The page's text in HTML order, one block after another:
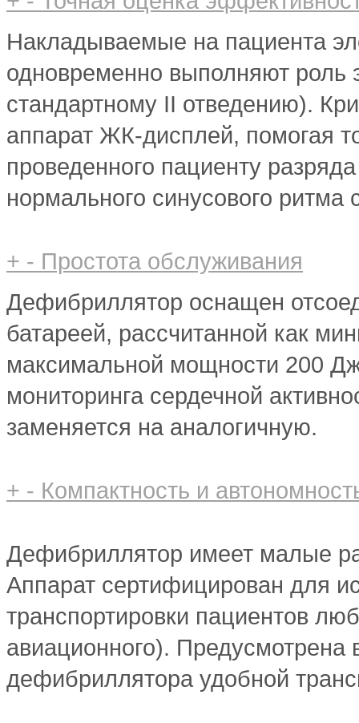
Накладываемые на пациента
одновременно выполняют роль
стандартному II отведению).
аппарат ЖК-дисплей, помогая
проведенного пациенту
нормального синусового ритма
+ - Простота обслуживания
Дефибриллятор оснащен
батареей, рассчитанной как
максимальной мощности 200
мониторинга сердечной
заменяется на аналогичную.
+ - Компактность и
Дефибриллятор имеет малые
Аппарат сертифицирован для
транспортировки пациентов
авиационного).
дефибриллятора удобной